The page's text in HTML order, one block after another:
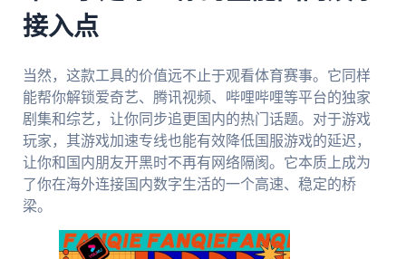
接入点
当然，这款工具的价值远不止于观看体育赛事。它同样
能帮你解锁爱奇艺、腾讯视频、哔哩哔哩等平台的独家
剧集和综艺，让你同步追更国内的热门话题。对于游戏
玩家，其游戏加速专线也能有效降低国服游戏的延迟，
让你和国内朋友开黑时不再有网络隔阂。它本质上成为
了你在海外连接国内数字生活的一个高速、稳定的桥
梁。